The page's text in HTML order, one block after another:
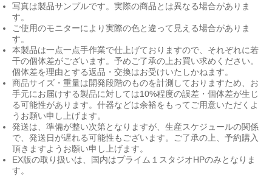
写真は製品サンプルです。実際の商品とは異なる場合がありま
す。
ご使用のモニターにより実際の色と違って見える場合がありま
す。
本製品は一点一点手作業で仕上げておりますので、それぞれに若
干の個体差がございます。予めご了承の上お買い求めください。
個体差を理由とする返品・交換はお受けいたしかねます。
商品サイズ・重量は開発段階のものを計測しておりますため、お
手元にお届けする製品に対しては10%程度の誤差・個体差が生じ
る可能性があります。什器などは余裕をもってご用意いただくよ
うお願い申し上げます。
発送は、準備が整い次第となりますが、生産スケジュールの関係
で、発送日が遅れる可能性もございます。ご了承の上、予約購入
頂きますようお願い申し上げます。
EX版の取り扱いは、国内はプライム１スタジオHPのみとなりま
す。